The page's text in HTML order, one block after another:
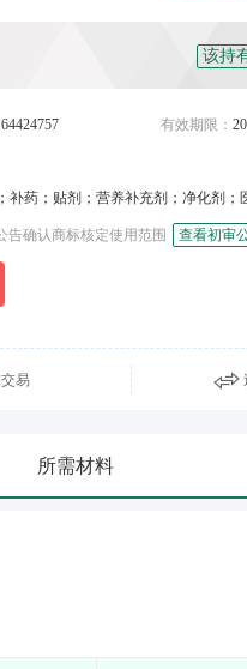
该持
64424757 有效期限：
补药；贴剂；营养补充剂；净化剂；
告确认商标核定使用范围 查看初审
易
所需材料